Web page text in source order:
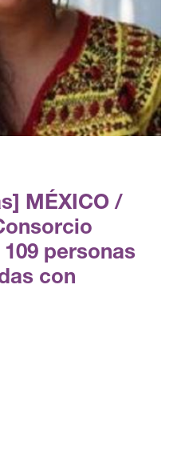
MÉXICO /
personas
con